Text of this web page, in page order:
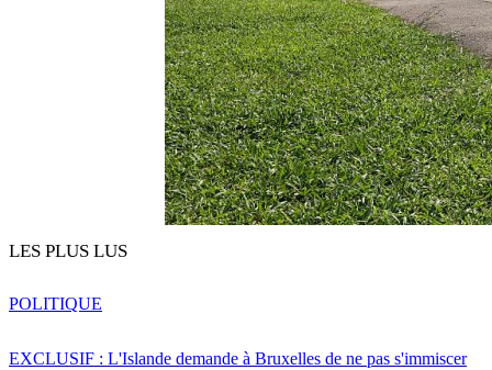
LES PLUS LUS
EXCLUSIF : L'Islande demande à Bruxelles de ne pas s'immiscer
POLITIQUE